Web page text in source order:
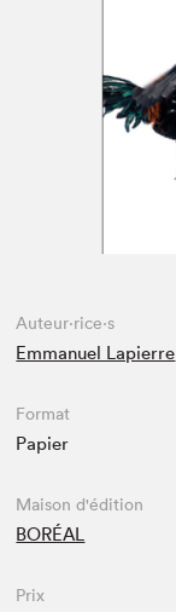
Auteur·rice·s
Emmanuel Lapierre
Format
Papier
Maison d'édition
BORÉAL
Prix